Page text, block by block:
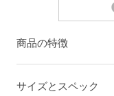
商品の特徴
サイズとスペック